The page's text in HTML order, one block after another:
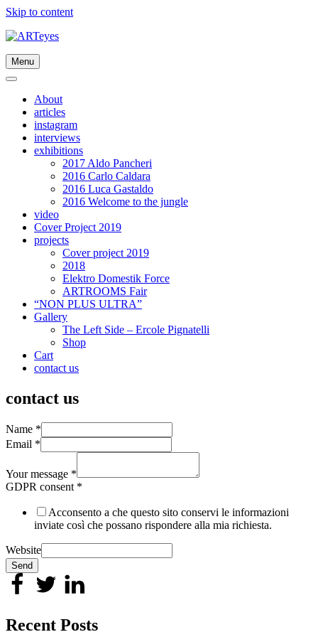
Skip to content
Menu
About
articles
instagram
interviews
exhibitions
2017 Aldo Pancheri
2016 Carlo Caldara
2016 Luca Gastaldo
2016 Welcome to the jungle
video
Cover Project 2019
projects
Cover project 2019
2018
Elektro Domestik Force
ARTROOMS Fair
“NON PLUS ULTRA”
Gallery
The Left Side – Ercole Pignatelli
Shop
Cart
contact us
contact us
Name *
Email *
Your message *
GDPR consent *
Acconsento a che questo sito conservi le informazioni
inviate così che possano rispondere alla mia richiesta.
Website
Send
Recent Posts